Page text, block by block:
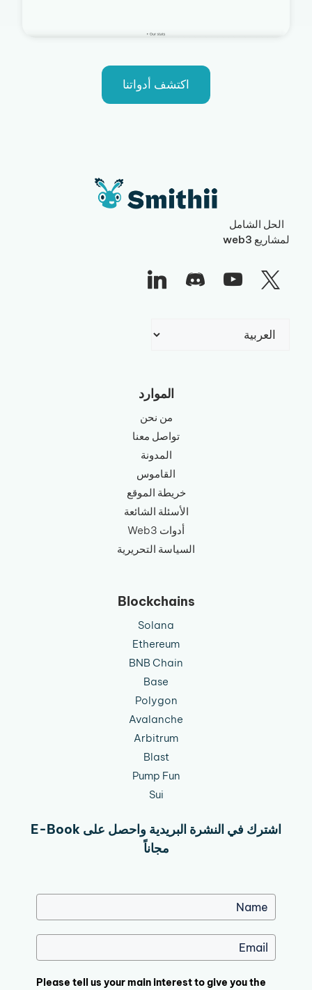
اكتشف أدواتنا
الحل الشامل
لمشاريع web3
اختر
الموارد
من نحن
تواصل معنا
المدونة
القاموس
خريطة الموقع
الأسئلة الشائعة
أدوات Web3
السياسة التحريرية
Blockchains
Solana
Ethereum
BNB Chain
Base
Polygon
Avalanche
Arbitrum
Blast
Pump Fun
Sui
اشترك في النشرة البريدية واحصل على E-Book
مجاناً
Please tell us your main interest to give you the